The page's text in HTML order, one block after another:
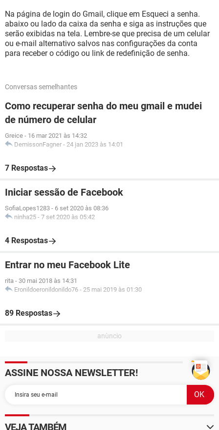
Na página de login do Gmail, clique em Esqueci a senha.
abaixo ou lado da caixa da senha e siga as instruções que
serão exibidas na tela. Lembre-se que precisa de um celular
ou e-mail alternativo salvos nas configurações da conta
para receber o código ou link de redefinição de senha.
Conversas semelhantes
Como recuperar senha do meu gmail e mudei
de número de celular
Greice - 16 mar 2021 às 14:32
DemissonFagner - 24 jan 2023 às 14:01
7 Respostas
Iniciar sessão de Facebook
SofiaLopes1283 - 6 set 2020 às 08:36
ninha25 - 7 set 2020 às 05:42
4 Respostas
Entrar no meu Facebook Lite
rita - 30 mai 2018 às 14:31
Eronildoeronildonildo76 - 25 mai 2019 às 01:30
89 Respostas
ASSINE NOSSA NEWSLETTER!
VEJA TAMBÉM